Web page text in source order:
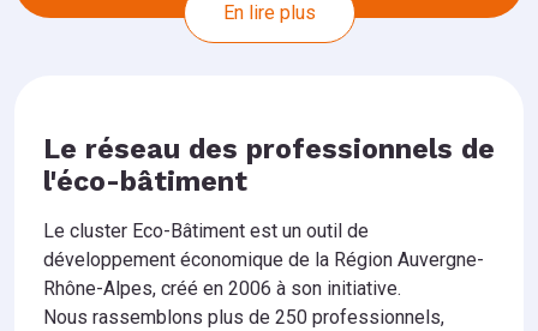
Le réseau des professionnels de
l'éco-bâtiment
Le cluster Eco-Bâtiment est un outil de
développement économique de la Région Auvergne-
Rhône-Alpes, créé en 2006 à son initiative.
Nous rassemblons plus de 250 professionnels,
En lire plus